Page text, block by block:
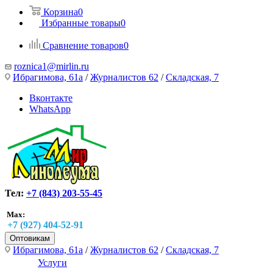
Корзина0
Избранные товары0
Сравнение товаров0
roznica1@mirlin.ru
Ибрагимова, 61а /Журналистов 62 /Складская, 7
Вконтакте
WhatsApp
Тел: +7 (843) 203-55-45
Max:
+7 (927) 404-52-91
Оптовикам
Ибрагимова, 61а /Журналистов 62 /Складская, 7
Услуги